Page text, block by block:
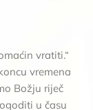
vratiti.“
vremena
Božju riječ
u času